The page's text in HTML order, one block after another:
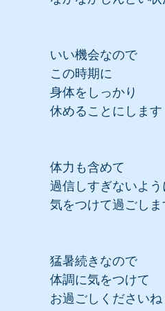
いい機会なので
この時期に
身体をしっかり
休めることにします
体力も含めて
過信しすぎないよう
気をつけて過ごしま
猛暑続きなので
体調に気をつけて
お過ごしくださいね